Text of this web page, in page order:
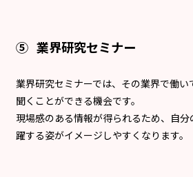
⑤ 業界研究セミナー
業界研究セミナーでは、その業界で働
聞くことができる機会です。
現場感のある情報が得られるため、自
躍する姿がイメージしやすくなります。